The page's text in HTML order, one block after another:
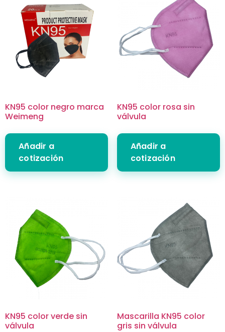
KN95 color negro marca
Weimeng
Añadir a
cotización
KN95 color rosa sin
válvula
Añadir a
cotización
KN95 color verde sin
válvula
Mascarilla KN95 color
gris sin válvula